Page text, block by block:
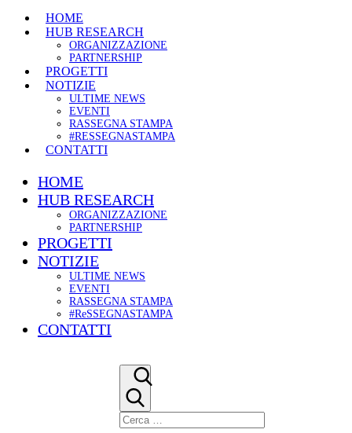
HOME
HUB RESEARCH
ORGANIZZAZIONE
PARTNERSHIP
PROGETTI
NOTIZIE
ULTIME NEWS
EVENTI
RASSEGNA STAMPA
#RESSEGNASTAMPA
CONTATTI
HOME
HUB RESEARCH
ORGANIZZAZIONE
PARTNERSHIP
PROGETTI
NOTIZIE
ULTIME NEWS
EVENTI
RASSEGNA STAMPA
#ReSSEGNASTAMPA
CONTATTI